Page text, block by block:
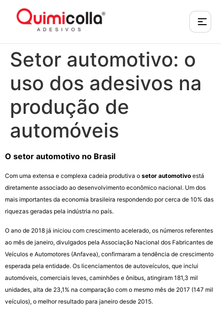
Setor automotivo: o
uso dos adesivos na
produção de
automóveis
O setor automotivo no Brasil
Com uma extensa e complexa cadeia produtiva o setor automotivo está
diretamente associado ao desenvolvimento econômico nacional. Um dos
mais importantes da economia brasileira respondendo por cerca de 10% das
riquezas geradas pela indústria no país.
O ano de 2018 já iniciou com crescimento acelerado, os números referentes
ao mês de janeiro, divulgados pela Associação Nacional dos Fabricantes de
Veículos e Automotores (Anfavea), confirmaram a tendência de crescimento
esperada pela entidade. Os licenciamentos de autoveículos, que inclui
automóveis, comerciais leves, caminhões e ônibus, atingiram 181,3 mil
unidades, alta de 23,1% na comparação com o mesmo mês de 2017 (147 mil
veículos), o melhor resultado para janeiro desde 2015.